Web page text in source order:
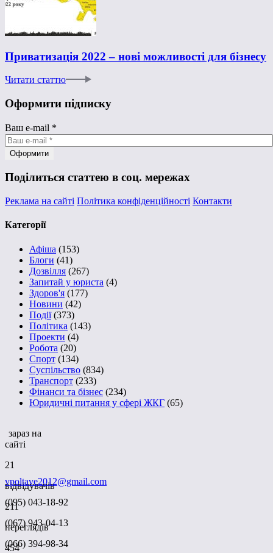
Приватизація 2022 – нові можливості для бізнесу
Читати статтю
Оформити підписку
Ваш e-mail *
Поділиться статтею в соц. мережах
Реклама на сайті Політика конфіденційності Контакти
Категорії
Афіша (153)
Блоги (41)
Дозвілля (267)
Запитай у юриста (4)
Здоров'я (177)
Новини (42)
Події(373)
Політика (143)
Проекти (4)
Робота (20)
Спорт (134)
Суспільство (834)
Транспорт (233)
Фінанси та бізнес (234)
Юридичні питання у сфері ЖКГ (65)
зараз на
сайті
21
відвідувачів
211
переглядів
454
vpoltave2012@gmail.com
(095) 043-18-92
(067) 943-04-13
(066) 394-98-34